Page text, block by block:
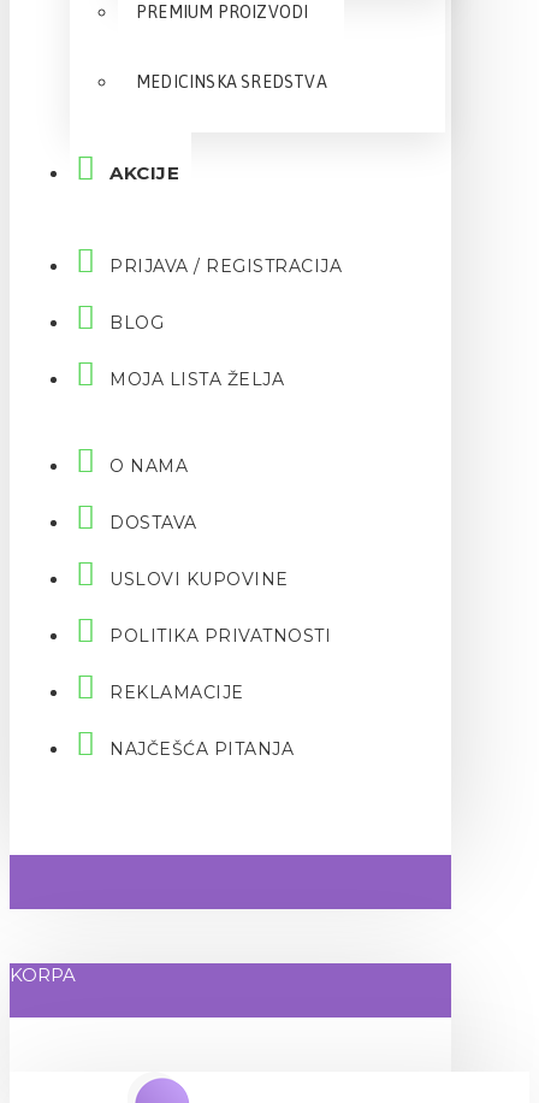
PREMIUM PROIZVODI
MEDICINSKA SREDSTVA
AKCIJE
PRIJAVA / REGISTRACIJA
BLOG
MOJA LISTA ŽELJA
O NAMA
DOSTAVA
USLOVI KUPOVINE
POLITIKA PRIVATNOSTI
REKLAMACIJE
NAJČEŠĆA PITANJA
KORPA